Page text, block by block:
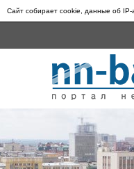
Сайт собирает cookie, данные об IP-